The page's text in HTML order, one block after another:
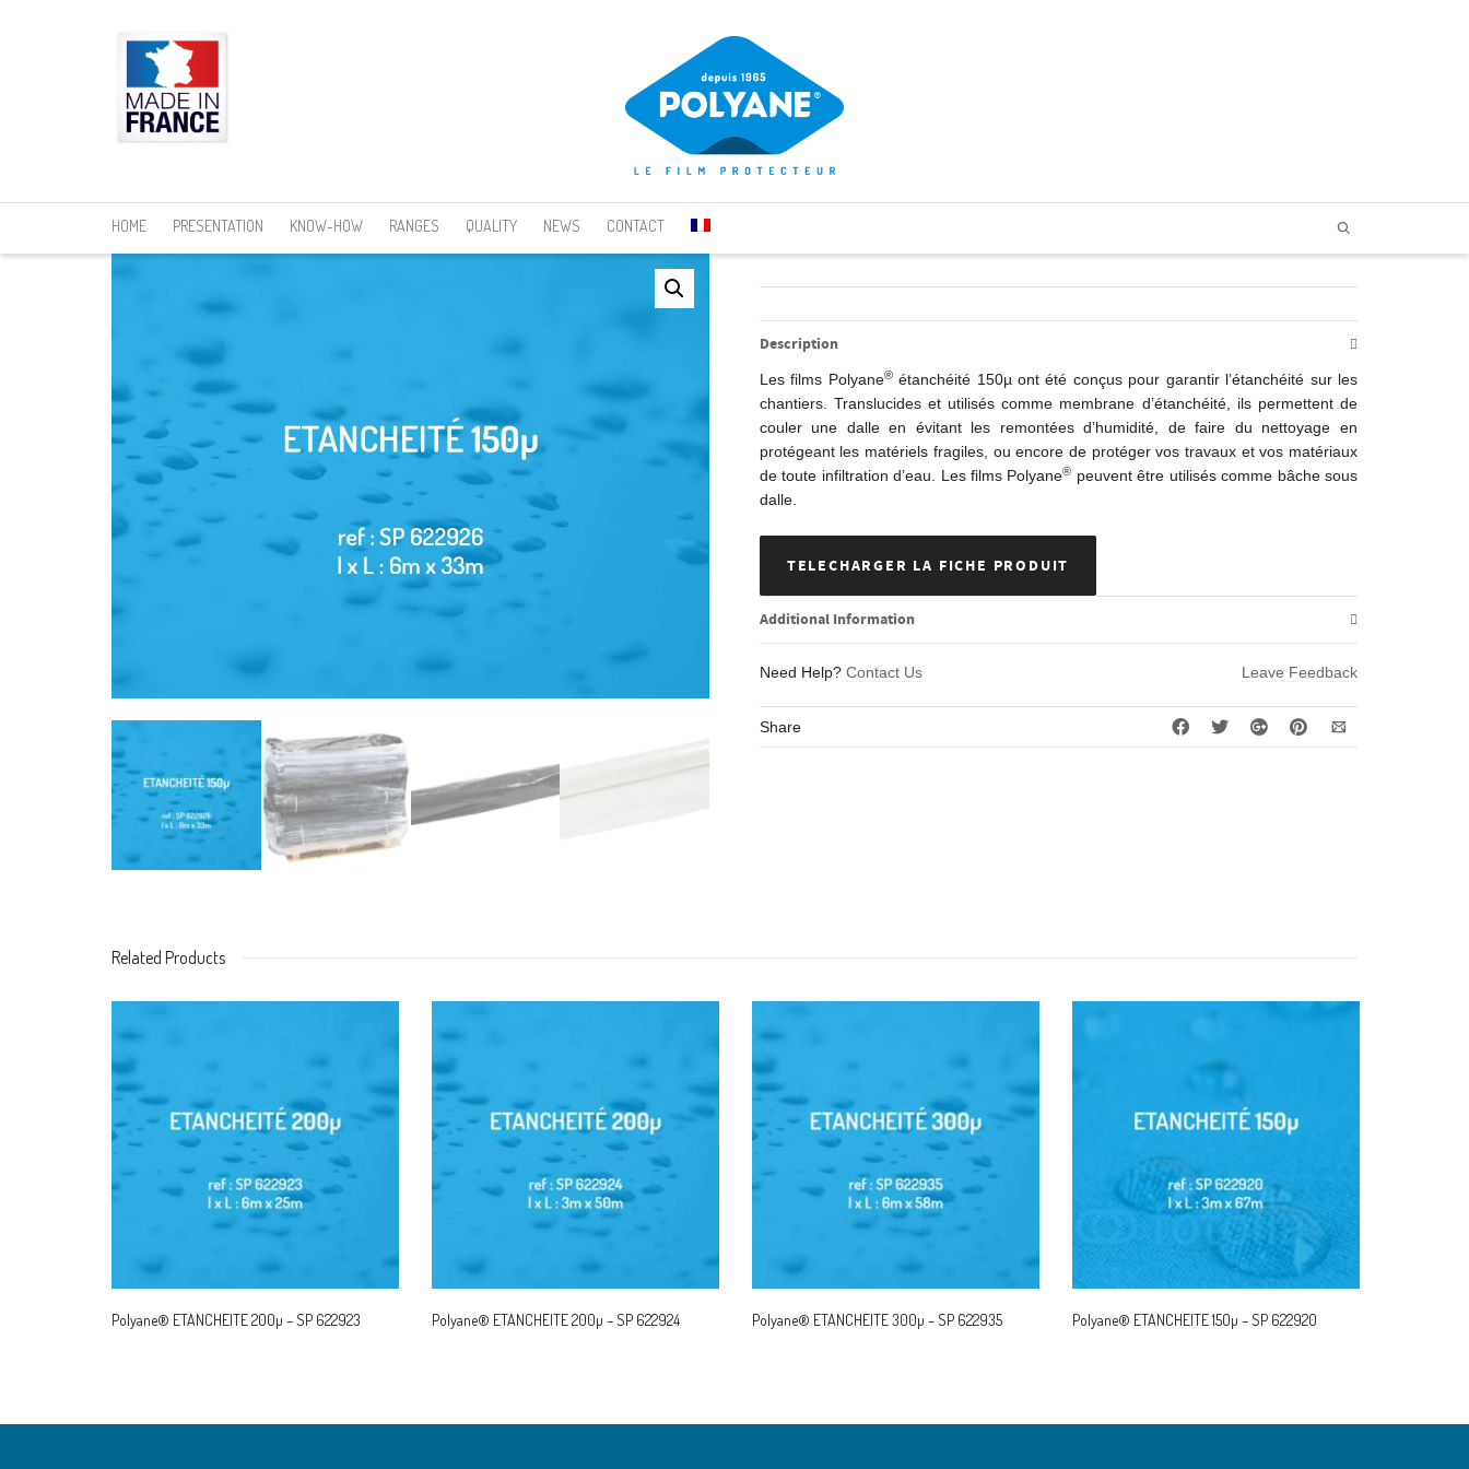
I'm looking for colour items.
HOME PRESENTATION KNOW-HOW RANGES QUALITY NEWS CONTACT
Description
Les films Polyane®étanchéité 150µ ont été conçus pour garantir l’étanchéité sur les
chantiers. Translucides et utilisés comme membrane d’étanchéité, ils permettent de
couler une dalle en évitant les remontées d’humidité, de faire du nettoyage en
protégeant les matériels fragiles, ou encore de protéger vos travaux et vos matériaux
de toute infiltration d’eau. Les films Polyane® peuvent être utilisés comme bâche sous
dalle.
TELECHARGER LA FICHE PRODUIT
Additional Information
Need Help? Contact Us Leave Feedback
Share
Related Products
Polyane® ETANCHEITE 200µ – SP 622923 Polyane® ETANCHEITE 200µ – SP 622924 Polyane® ETANCHEITE 300µ – SP 622935 Polyane® ETANCHEITE 15Oµ – SP 622920